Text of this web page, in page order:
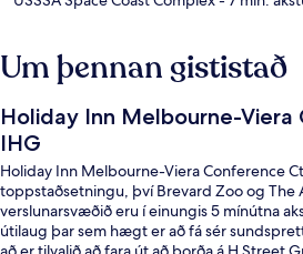
Um þennan gististað
Holiday Inn Melbourne-Viera
IHG
Holiday Inn Melbourne-Viera Conference
toppstaðsetningu, því Brevard Zoo og The
verslunarsvæðið eru í einungis 5 mínútna
útilaug þar sem hægt er að fá sér